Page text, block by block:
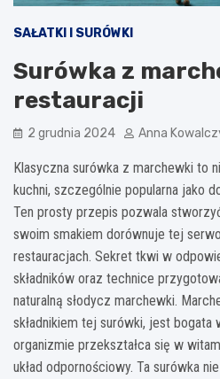
SAŁATKI I SURÓWKI
Surówka z
restauracji
2 grudnia 2024 Anna
Klasyczna surówka z marchewki to
kuchni, szczególnie popularna jako
Ten prosty przepis pozwala
swoim smakiem dorównuje tej
restauracjach. Sekret tkwi w
składników oraz technice
naturalną słodycz marchewki.
składnikiem tej surówki, jest
organizmie przekształca się w
układ odpornościowy. Ta surówka